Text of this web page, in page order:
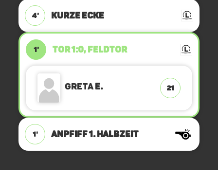
4' KURZE ECKE
1' TOR 1:0, FELDTOR
GretaE. 21
1' ANPFIFF 1. Halbzeit